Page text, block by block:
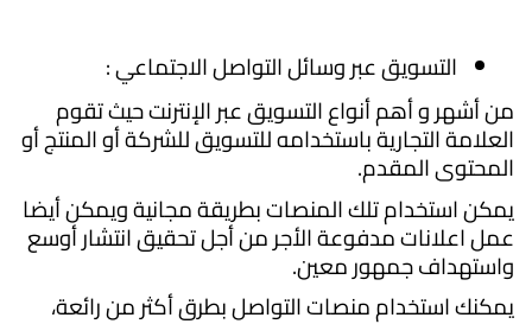
التسويق عبر وسائل التواصل الاجتماعي :
من أشهر و أهم أنواع التسويق عبر الإنترنت حيث تقوم
العلامة التجارية باستخدامه للتسويق للشركة أو المنتج أو
المحتوى المقدم.
يمكن استخدام تلك المنصات بطريقة مجانية ويمكن أيضا
عمل اعلانات مدفوعة الأجر من أجل تحقيق انتشار أوسع
واستهداف جمهور معين.
يمكنك استخدام منصات التواصل بطرق أكثر من رائعة،